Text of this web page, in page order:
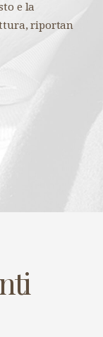
e la
riportan